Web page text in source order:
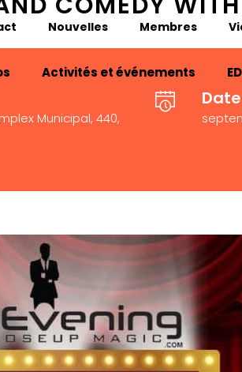
Nouvelles Membres
Activités et événements
Municipal, 440,